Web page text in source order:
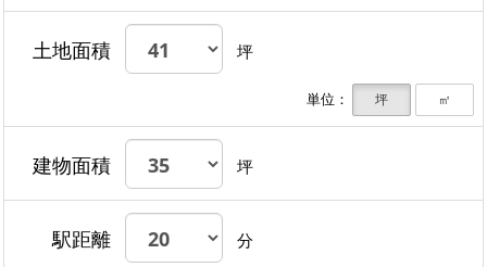
土地面積 坪
単位： 坪 ㎡
建物面積 坪
駅距離 分